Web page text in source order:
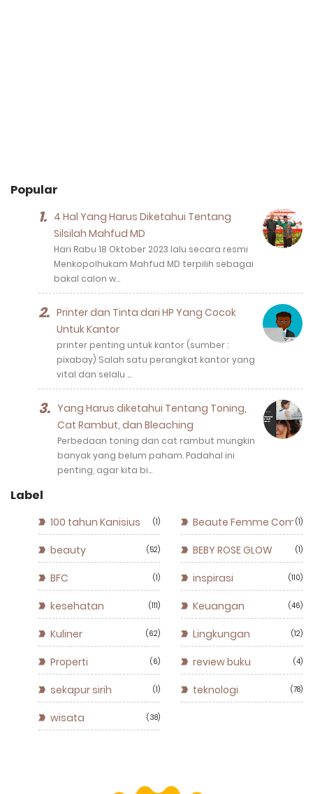
Popular
4 Hal Yang Harus Diketahui Tentang
Silsilah Mahfud MD
Hari Rabu 18 Oktober 2023 lalu secara resmi
Menkopolhukam Mahfud MD terpilih sebagai
bakal calon w…
Printer dan Tinta dari HP Yang Cocok
Untuk Kantor
printer penting untuk kantor (sumber :
pixabay) Salah satu perangkat kantor yang
vital dan selalu …
Yang Harus diketahui Tentang Toning,
Cat Rambut, dan Bleaching
Perbedaan toning dan cat rambut mungkin
banyak yang belum paham. Padahal ini
penting, agar kita bi…
Label
100 tahun Kanisius 1 Beaute Femme 1
beauty 52 BEBY ROSE GLOW 1
BFC 1 inspirasi 110
kesehatan 111 Keuangan 46
Kuliner 62 Lingkungan 12
Properti 6 review buku 4
sekapur sirih 1 teknologi 78
wisata 38